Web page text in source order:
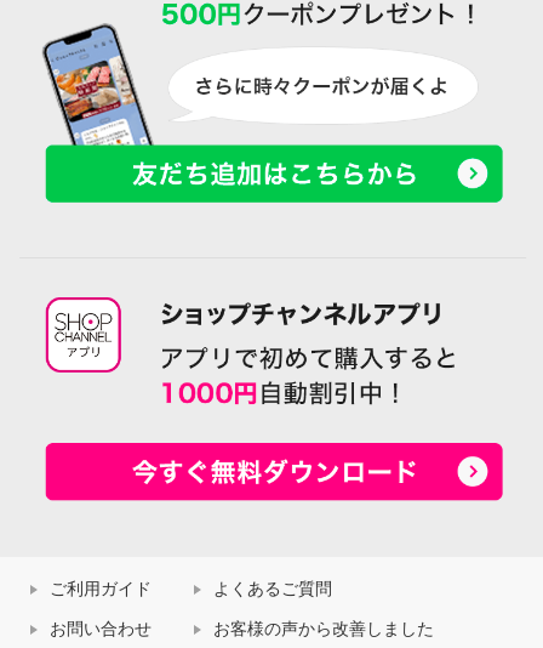
ご利用ガイド よくあるご質問
お問い合わせ お客様の声から改善しました